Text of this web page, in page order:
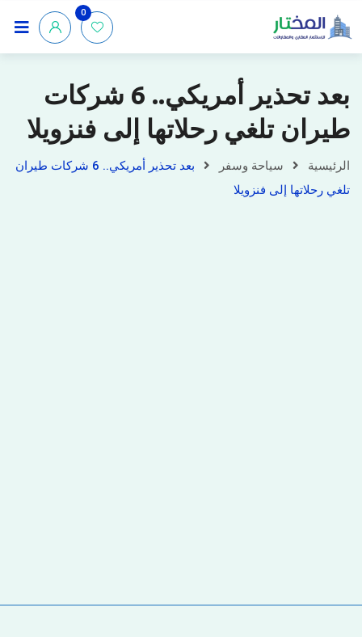
0
بعد تحذير أمريكي.. 6 شركات
طيران تلغي رحلاتها إلى فنزويلا
الرئيسية سياحة وسفر
بعد تحذير أمريكي.. 6 شركات طيران
تلغي رحلاتها إلى فنزويلا